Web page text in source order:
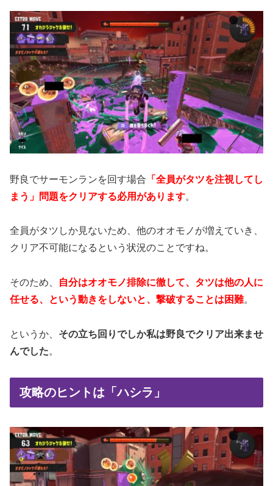
野良でサーモンランを回す場合 「全員がタツを注視してし
まう」問題をクリアする必用があります。
全員がタツしか見ないため、他のオオモノが増えていき、
クリア不可能になるという状況のことですね。
そのため、
自分はオオモノ排除に徹して、タツは他の人に
任せる、という動きをしないと、撃破することは困難。
というか、 その立ち回りでしか私は野良でクリア出来ませ
んでした。
攻略のヒントは「ハシラ」